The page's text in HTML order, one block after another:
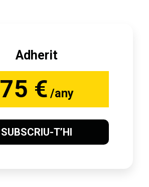
Adherit
75 € /any
SUBSCRIU-T’HI